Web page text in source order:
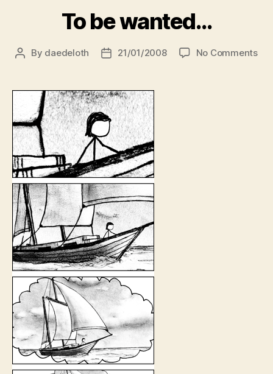
To be wanted…
Post
By daedeloth
Post21/01/2008 No Commentson